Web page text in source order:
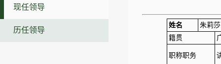
现任领导
历任领导
姓名
朱莉莎
籍贯
职称职务